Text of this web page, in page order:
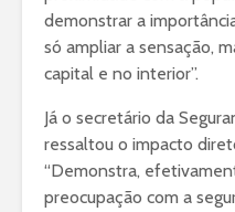
demonstrar a
só ampliar a sensação,
capital e no interior”.
Já o secretário da
ressaltou o impacto
“Demonstra,
preocupação com a